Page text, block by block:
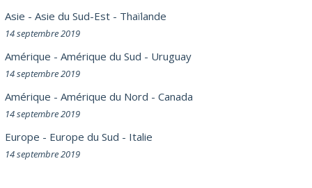
Asie - Asie du Sud-Est - Thaïlande
14 septembre 2019
Amérique - Amérique du Sud - Uruguay
14 septembre 2019
Amérique - Amérique du Nord - Canada
14 septembre 2019
Europe - Europe du Sud - Italie
14 septembre 2019